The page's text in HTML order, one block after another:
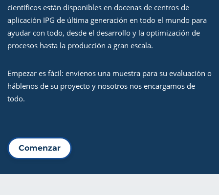
científicos están disponibles en docenas de centros de
aplicación IPG de última generación en todo el mundo para
ayudar con todo, desde el desarrollo y la optimización de
procesos hasta la producción a gran escala.
Empezar es fácil: envíenos una muestra para su evaluación o
háblenos de su proyecto y nosotros nos encargamos de
todo.
Comenzar